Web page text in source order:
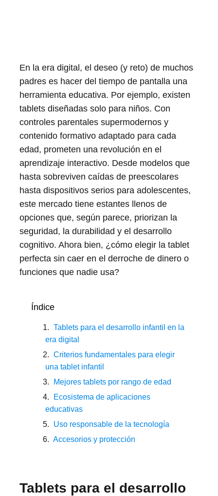
En la era digital, el deseo (y reto) de muchos
padres es hacer del tiempo de pantalla una
herramienta educativa. Por ejemplo, existen
tablets diseñadas solo para niños. Con
controles parentales supermodernos y
contenido formativo adaptado para cada
edad, prometen una revolución en el
aprendizaje interactivo. Desde modelos que
hasta sobreviven caídas de preescolares
hasta dispositivos serios para adolescentes,
este mercado tiene estantes llenos de
opciones que, según parece, priorizan la
seguridad, la durabilidad y el desarrollo
cognitivo. Ahora bien, ¿cómo elegir la tablet
perfecta sin caer en el derroche de dinero o
funciones que nadie usa?
Índice
Tablets para el desarrollo infantil en la
era digital
Criterios fundamentales para elegir
una tablet infantil
Mejores tablets por rango de edad
Ecosistema de aplicaciones
educativas
Uso responsable de la tecnología
Accesorios y protección
Tablets para el desarrollo